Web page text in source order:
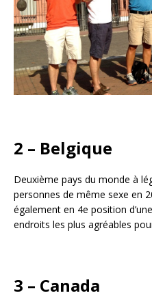
2 – Belgique
Deuxième pays du monde à
personnes de même sexe en
également en 4e position
endroits les plus agréables
3 – Canada